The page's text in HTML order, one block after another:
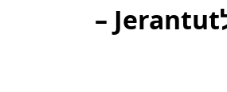
לומפור לJerantut –